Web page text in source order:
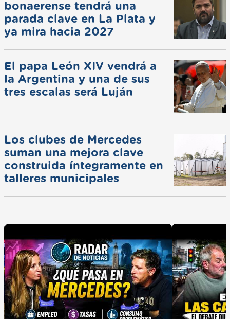
bonaerense tendrá una
parada clave en La Plata y
ya mira hacia 2027
El papa León XIV vendrá a
la Argentina y una de sus
tres escalas será Luján
Los clubes de Mercedes
suman una mejora clave
construida íntegramente en
talleres municipales